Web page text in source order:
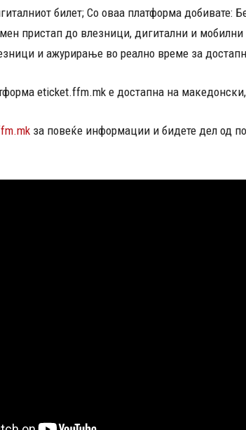
билет; Со оваа платформа добивате:
пристап до влезници, дигитални и
и ажурирање во реално време за
eticket.ffm.mk е достапна на
за повеќе информации и бидете дел од